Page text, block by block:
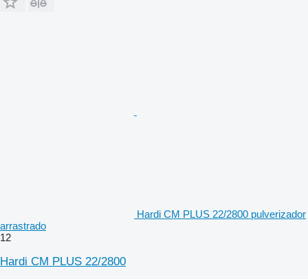
Hardi CM PLUS 22/2800 pulverizador
arrastrado
12
Hardi CM PLUS 22/2800